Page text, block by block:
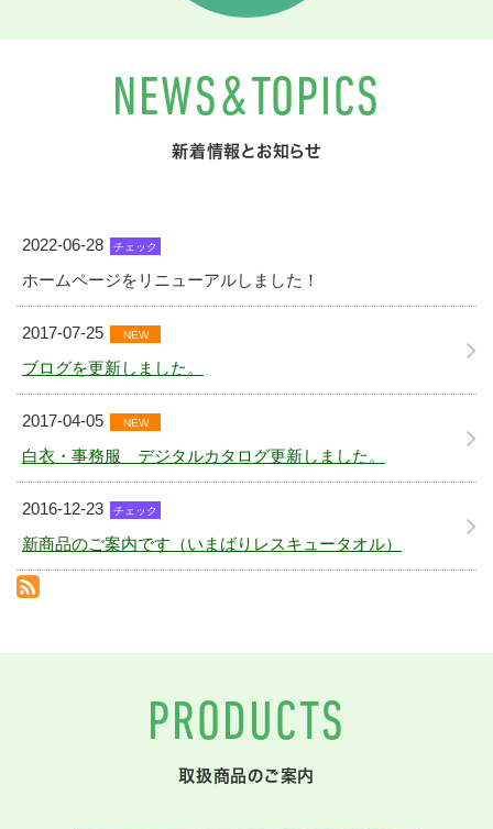
NEWS&TOPICS
新着情報とお知らせ
2022-06-28 チェック
ホームページをリニューアルしました！
2017-07-25 NEW
ブログを更新しました。
2017-04-05 NEW
白衣・事務服 デジタルカタログ更新しました。
2016-12-23 チェック
新商品のご案内です（いまばりレスキュータオル）
PRODUCTS
取扱商品のご案内